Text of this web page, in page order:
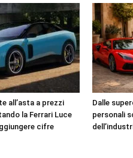
all’asta a prezzi
la Ferrari Luce
cifre
Dalle
personali